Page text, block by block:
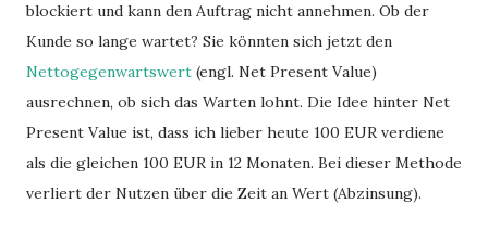
blockiert und kann den Auftrag nicht annehmen. Ob der
Kunde so lange wartet? Sie könnten sich jetzt den
Nettogegenwartswert (engl. Net Present Value)
ausrechnen, ob sich das Warten lohnt. Die Idee hinter Net
Present Value ist, dass ich lieber heute 100 EUR verdiene
als die gleichen 100 EUR in 12 Monaten. Bei dieser Methode
verliert der Nutzen über die Zeit an Wert (Abzinsung).